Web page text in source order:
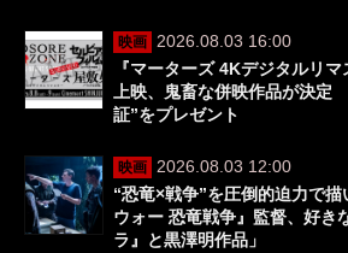
映画
2026.08.03 16:00
『マーターズ 4Kデジタルリ
上映、鬼畜な併映作品が決
証”をプレゼント
映画
2026.08.03 12:00
“恐竜×戦争”を圧倒的迫力で描
ウォー 恐竜戦争』監督、好き
ラ』と黒澤明作品」